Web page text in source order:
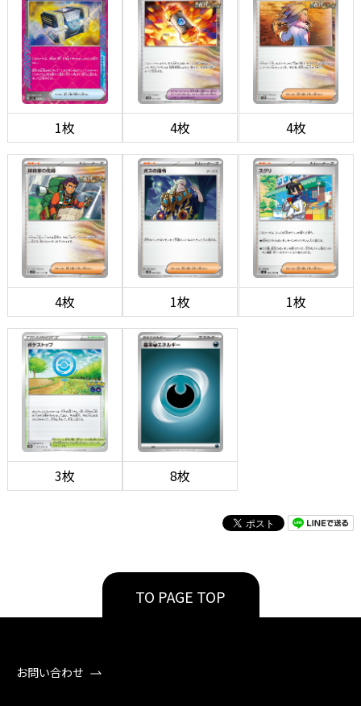
1枚 4枚 4枚
4枚 1枚 1枚
3枚 8枚
TO PAGE TOP
お問い合わせ